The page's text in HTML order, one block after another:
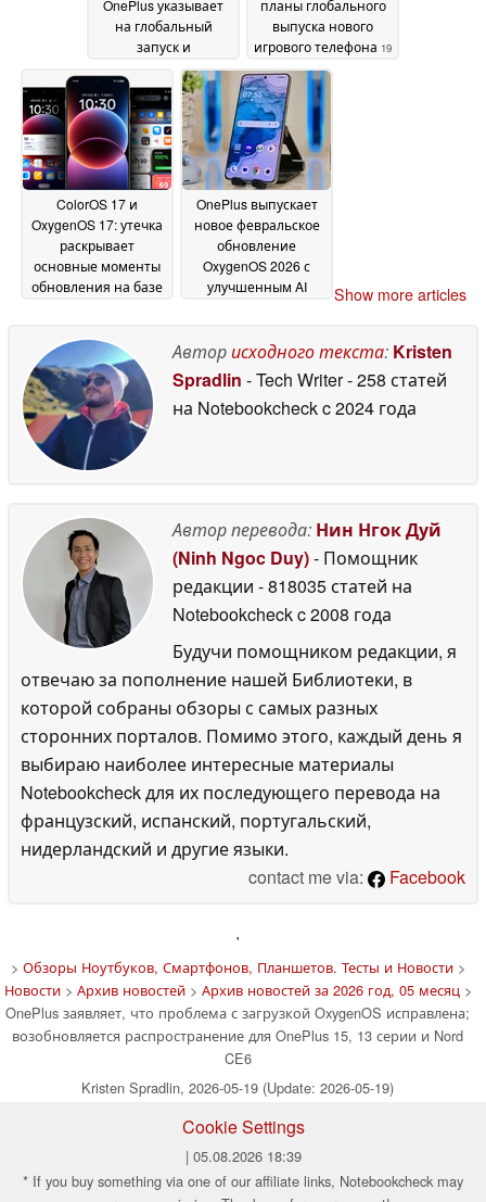
OnePlus указывает
на глобальный
запуск и
высокопроизводительный
чипсет24 May 2026
планы глобального
выпуска нового
игрового телефона 19
May 2026
ColorOS 17 и
OxygenOS 17: утечка
раскрывает
основные моменты
обновления на базе
OnePlus
19 February 2026
OnePlus выпускает
новое февральское
обновление
OxygenOS 2026 с
улучшенным AI
редактирования
видео, обновленным
AI Writer и многим
другим13 February 2026
Show more articles
Авторисходного текста: Kristen
Spradlin - Tech Writer- 258 статей
на Notebookcheckc 2024 года
Автор перевода: Нин Нгок Дуй
(Ninh Ngoc Duy)- Помощник
редакции - 818035 статей на
Notebookcheckc 2008 года
Будучи помощником редакции, я
отвечаю за пополнение нашей Библиотеки, в
которой собраны обзоры с самых разных
сторонних порталов. Помимо этого, каждый день я
выбираю наиболее интересные материалы
Notebookcheck для их последующего перевода на
французский, испанский, португальский,
нидерландский и другие языки.
contact me via:
Facebook
'
> Обзоры Ноутбуков, Смартфонов, Планшетов. Тесты и Новости>
Новости> Архив новостей> Архив новостей за 2026 год, 05 месяц>
OnePlus заявляет, что проблема с загрузкой OxygenOS исправлена;
возобновляется распространение для OnePlus 15, 13 серии и Nord
CE6
Kristen Spradlin, 2026-05-19 (Update: 2026-05-19)
Cookie Settings
| 05.08.2026 18:39
* If you buy something via one of our affiliate links, Notebookcheck may